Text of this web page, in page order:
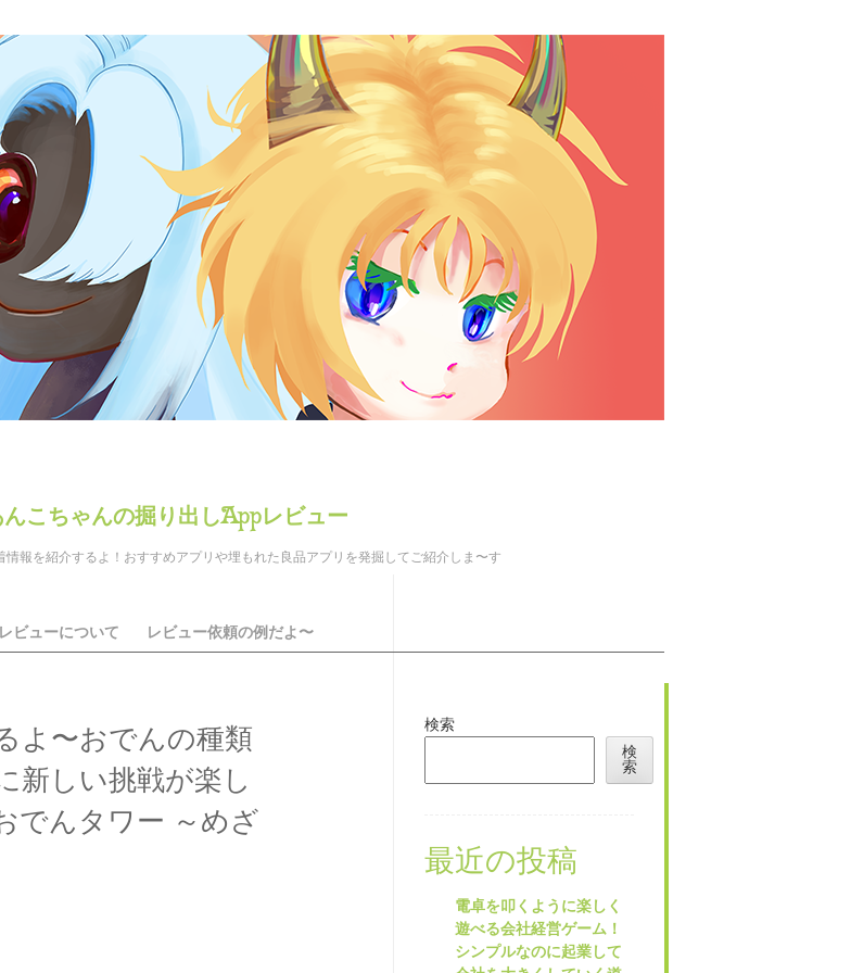
こちゃんの掘り出しAppレビュー
報を紹介するよ！おすすめアプリや埋もれた良品アプリを発掘してご紹介しま〜す
レビューについて レビュー依頼の例だよ〜
よ〜おでんの種類
新しい挑戦が楽し
でんタワー ～めざ
検索
検
索
最近の投稿
電卓を叩くように楽しく
遊べる会社経営ゲーム！
シンプルなのに起業して